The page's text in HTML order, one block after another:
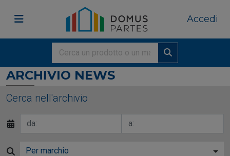
Accedi
ARCHIVIO NEWS
Cerca nell'archivio
Per marchio